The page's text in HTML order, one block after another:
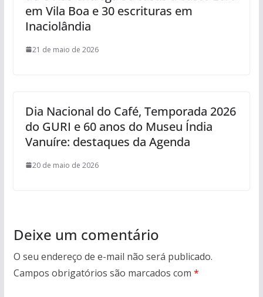
em Vila Boa e 30 escrituras em
Inaciolândia
21 de maio de 2026
Dia Nacional do Café, Temporada 2026
do GURI e 60 anos do Museu Índia
Vanuíre: destaques da Agenda
20 de maio de 2026
Deixe um comentário
O seu endereço de e-mail não será publicado.
Campos obrigatórios são marcados com *